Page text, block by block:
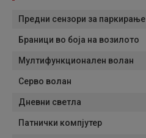
Предни сензори за паркирање
Браници во боја на возилото
Мултифункционален волан
Серво волан
Дневни светла
Патнички компјутер